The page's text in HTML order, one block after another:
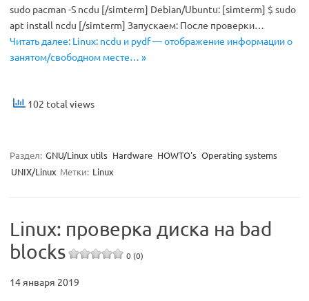
sudo pacman -S ncdu [/simterm] Debian/Ubuntu: [simterm] $ sudo
apt install ncdu [/simterm] Запускаем: После проверки…
Читать далее: Linux: ncdu и pydf — отображение информации о
занятом/свободном месте… »
102 total views
Раздел: GNU/Linux utils Hardware HOWTO's Operating systems
UNIX/Linux Метки: Linux
Linux: проверка диска на bad
blocks
0 (0)
14 января 2019